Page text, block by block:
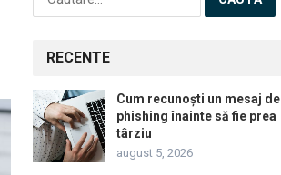
după:
RECENTE
Cum recunoști un mesaj de
phishing înainte să fie prea
târziu
august 5, 2026